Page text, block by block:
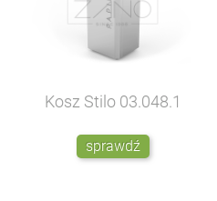
Kosz Stilo 03.048.1
sprawdź